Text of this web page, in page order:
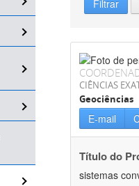
Filtrar
CIÊNCIAS
Geociências
E-mail
Título do
sistemas